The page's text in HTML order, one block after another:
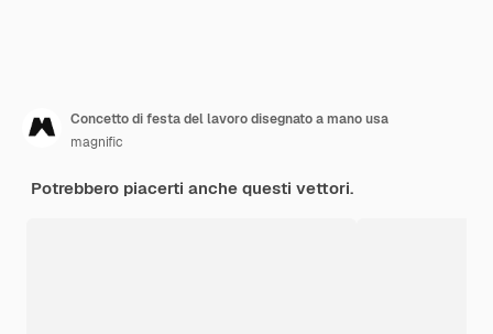
Concetto di festa del lavoro disegnato a mano usa
magnific
Potrebbero piacerti anche questi vettori.